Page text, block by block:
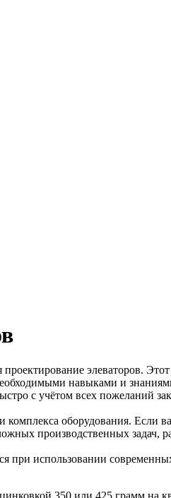
элеваторов.
навыками и
с учётом всех пожеланий
оборудования.
производственных задач,
при использовании
350 или 425 грамм на